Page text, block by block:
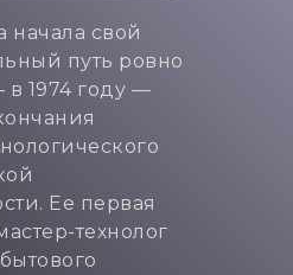
начала свой
путь ровно
в 1974 году —
Ее первая
технолог